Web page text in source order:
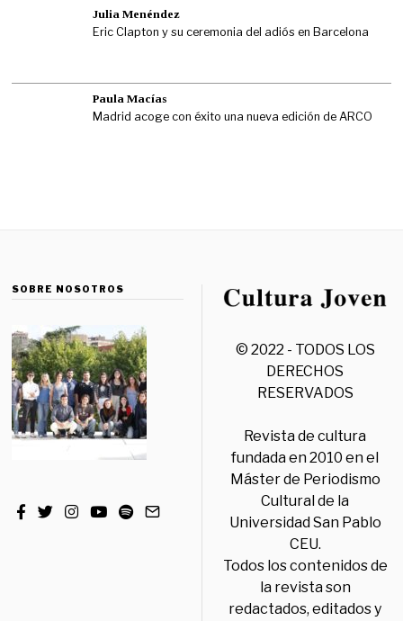
Julia Menéndez
Eric Clapton y su ceremonia del adiós en Barcelona
Paula Macías
Madrid acoge con éxito una nueva edición de ARCO
SOBRE NOSOTROS
© 2022 - TODOS LOS
DERECHOS
RESERVADOS
Revista de cultura
fundada en 2010 en el
Máster de Periodismo
Cultural de la
Universidad San Pablo
CEU.
Todos los contenidos de
la revista son
redactados, editados y